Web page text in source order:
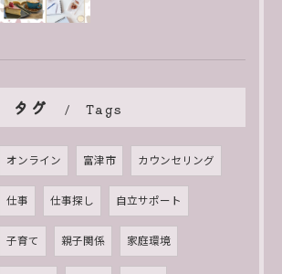
タグ Tags
オンライン 富津市 カウンセリング
仕事 仕事探し 自立サポート
子育て 親子関係 家庭環境